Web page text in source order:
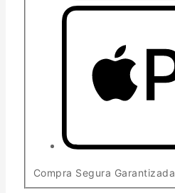
Compra Segura Garantizada